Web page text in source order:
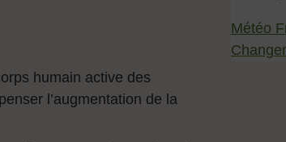
humain active des
l’augmentation de la
Météo